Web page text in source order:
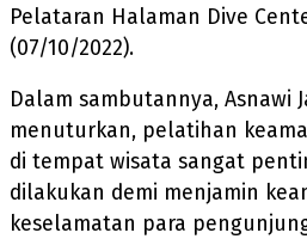
Pelataran Halaman Dive
(07/10/2022).
Dalam sambutannya, Asnawi
menuturkan, pelatihan
di tempat wisata sangat
dilakukan demi menjamin
keselamatan para